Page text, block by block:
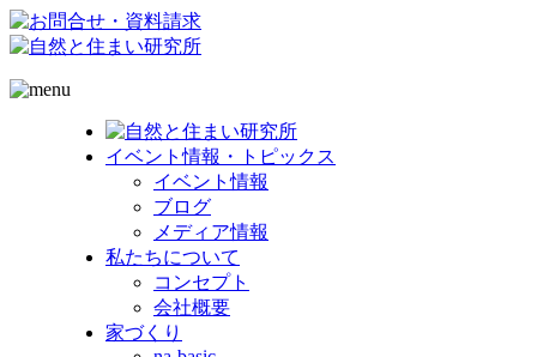
イベント情報・トピックス
イベント情報
ブログ
メディア情報
私たちについて
コンセプト
会社概要
家づくり